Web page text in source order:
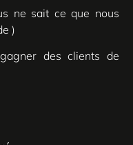
ne sait ce que nous
)
des clients de